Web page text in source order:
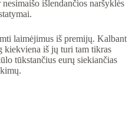
išlendančios naršyklės
laimėjimus iš premijų. Kalbant
kiekviena iš jų turi tam tikras
tūkstančius eurų siekiančias